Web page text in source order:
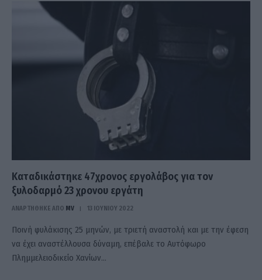
Καταδικάστηκε 47χρονος εργολάβος για τον
ξυλοδαρμό 23 χρονου εργάτη
ΑΝΑΡΤΗΘΗΚΕ ΑΠΟ MV 13 ΙΟΥΝΊΟΥ 2022
Ποινή φυλάκισης 25 μηνών, με τριετή αναστολή και με την έφεση
να έχει αναστέλλουσα δύναμη, επέβαλε το Αυτόφωρο
Πλημμελειοδικείο Χανίων…